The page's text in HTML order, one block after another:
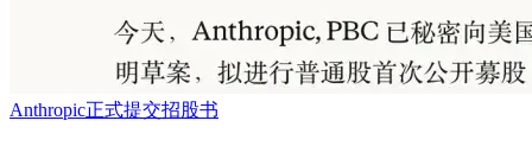
Anthropic正式提交招股书